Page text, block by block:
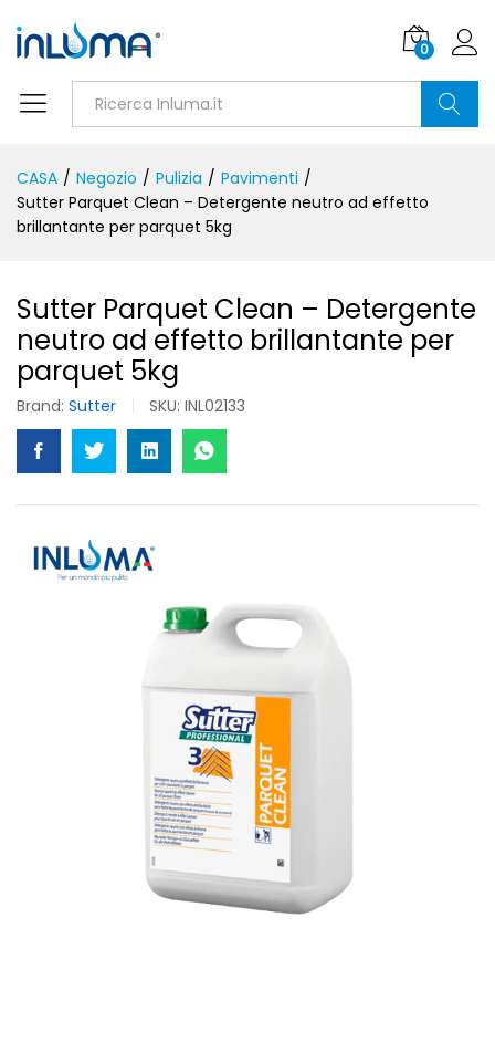
0
CASA / Negozio / Pulizia / Pavimenti /
Sutter Parquet Clean – Detergente neutro ad effetto
brillantante per parquet 5kg
Sutter Parquet Clean – Detergente
neutro ad effetto brillantante per
parquet 5kg
Brand: Sutter SKU: INL02133